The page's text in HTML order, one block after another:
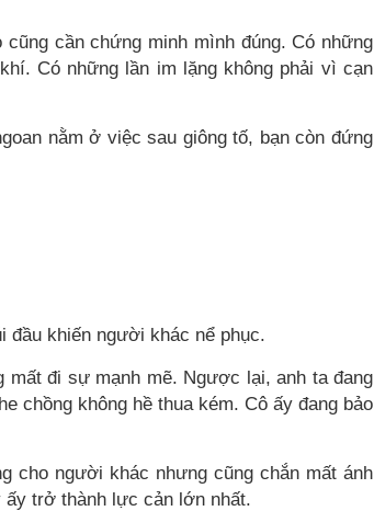
cần chứng minh mình đúng. Có những
Có những lần im lặng không phải vì cạn
nằm ở việc sau giông tố, bạn còn đứng
khiến người khác nể phục.
đi sự mạnh mẽ. Ngược lại, anh ta đang
chồng không hề thua kém. Cô ấy đang bảo
cho người khác nhưng cũng chắn mất ánh
trở thành lực cản lớn nhất.